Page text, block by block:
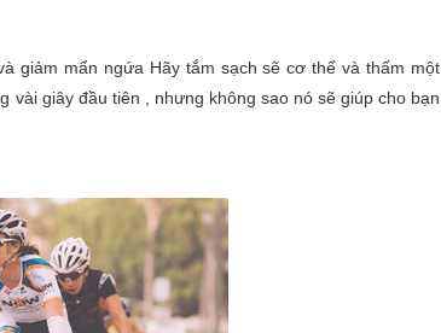
giảm mẩn ngứa Hãy tắm sạch sẽ cơ thể và thấm một
vài giây đầu tiên , nhưng không sao nó sẽ giúp cho bạn